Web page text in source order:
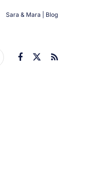
Sara & Mara | Blog